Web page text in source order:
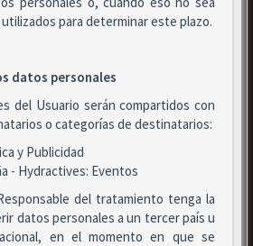
para determinar este plazo.
datos personales
del Usuario serán compartidos con
o categorías de destinatarios:
y Publicidad
- Hydractives: Eventos
del tratamiento tenga la
datos personales a un tercer país u
en el momento en que se